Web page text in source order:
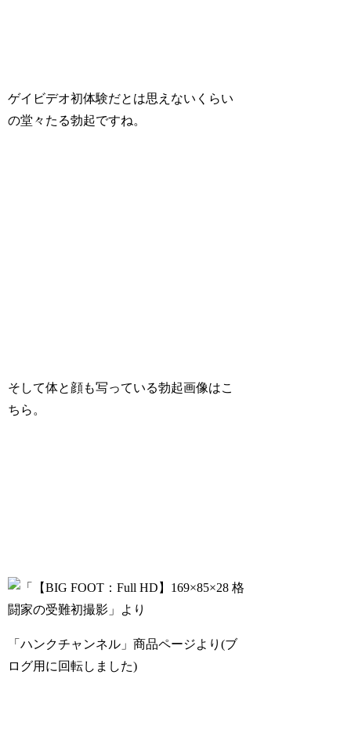
ゲイビデオ初体験だとは思えないくらい
の堂々たる勃起ですね。
そして体と顔も写っている勃起画像はこ
ちら。
「ハンクチャンネル」商品ページより(ブ
ログ用に回転しました)